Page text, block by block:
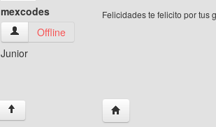
mexcodes
mexcodes Ver perfil del usuario
Offline
Junior
Felicidades te felicito por tus
↑ Visitar sitio web del